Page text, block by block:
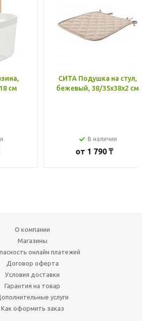
см
СИТА Подушка на стул,
бежевый, 38/35x38x2 см
В наличии
от 1 790 ₸
О компании
Магазины
онлайн платежей
Договор оферта
Условия доставки
Гарантия на товар
услуги
Как оформить заказ